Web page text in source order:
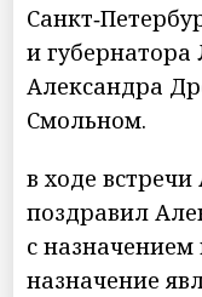
и губернатора
Александра
Смольном.
в ходе
поздравил
с назначением
назначение